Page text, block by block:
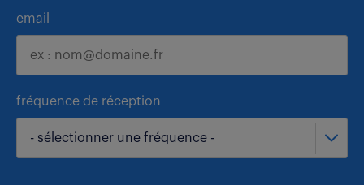
email
fréquence de réception
- sélectionner une fréquence -